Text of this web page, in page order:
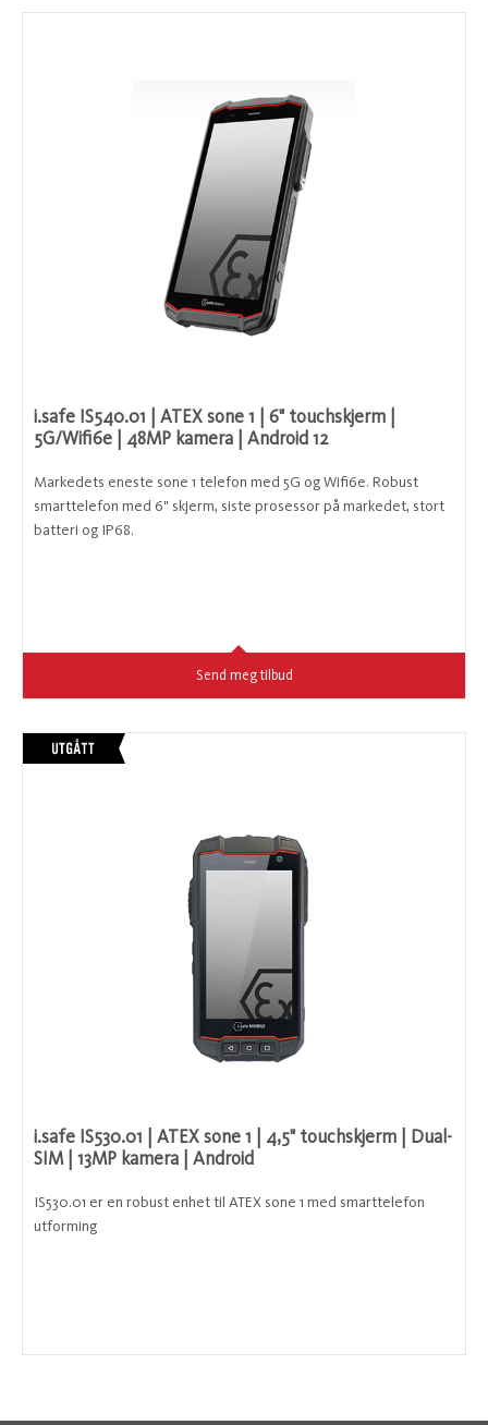
i.safe IS540.01 | ATEX sone 1 | 6" touchskjerm |
5G/Wifi6e | 48MP kamera | Android 12
Markedets eneste sone 1 telefon med 5G og Wifi6e. Robust
smarttelefon med 6" skjerm, siste prosessor på markedet, stort
batteri og IP68.
Send meg tilbud
i.safe IS530.01 | ATEX sone 1 | 4,5" touchskjerm | Dual-
SIM | 13MP kamera | Android
IS530.01 er en robust enhet til ATEX sone 1 med smarttelefon
utforming